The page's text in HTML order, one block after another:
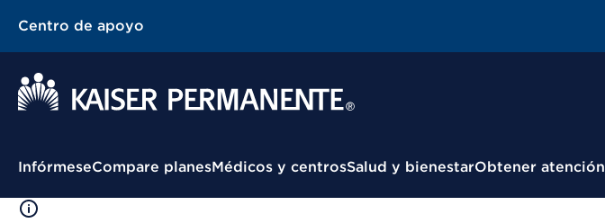
Centro de apoyo
Menú contextual
InfórmeseCompare planesMédicos y centrosSalud y bienestarObtener atención